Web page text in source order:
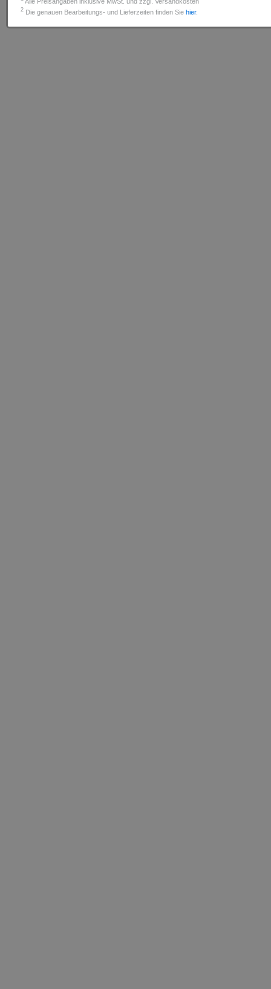
2 Die genauen Bearbeitungs- und Lieferzeiten finden Sie hier.